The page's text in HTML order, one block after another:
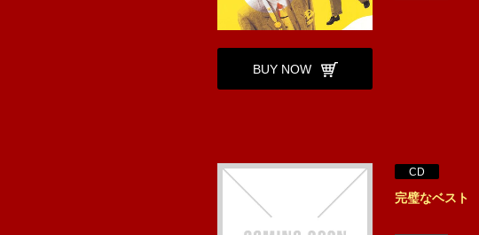
BUY NOW
CD
完璧なベスト